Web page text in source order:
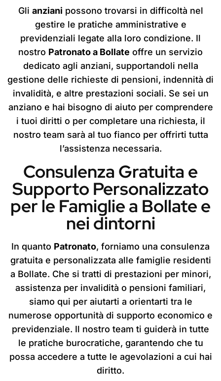
Gli anziani possono trovarsi in difficoltà nel
gestire le pratiche amministrative e
previdenziali legate alla loro condizione. Il
nostro Patronato a Bollate offre un servizio
dedicato agli anziani, supportandoli nella
gestione delle richieste di pensioni, indennità di
invalidità, e altre prestazioni sociali. Se sei un
anziano e hai bisogno di aiuto per comprendere
i tuoi diritti o per completare una richiesta, il
nostro team sarà al tuo fianco per offrirti tutta
l’assistenza necessaria.
Consulenza Gratuita e
Supporto Personalizzato
per le Famiglie a Bollate e
nei dintorni
In quanto Patronato, forniamo una consulenza
gratuita e personalizzata alle famiglie residenti
a Bollate. Che si tratti di prestazioni per minori,
assistenza per invalidità o pensioni familiari,
siamo qui per aiutarti a orientarti tra le
numerose opportunità di supporto economico e
previdenziale. Il nostro team ti guiderà in tutte
le pratiche burocratiche, garantendo che tu
possa accedere a tutte le agevolazioni a cui hai
diritto.